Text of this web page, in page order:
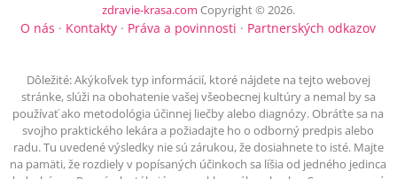
zdravie-krasa.com Copyright © 2026.
O nás · Kontakty · Práva a povinnosti · Partnerských odkazov
Dôležité: Akýkoľvek typ informácií, ktoré nájdete na tejto webovej
stránke, slúži na obohatenie vašej všeobecnej kultúry a nemal by sa
používať ako metodológia účinnej liečby alebo diagnózy. Obráťte sa na
svojho praktického lekára a požiadajte ho o odborný predpis alebo
radu. Tu uvedené výsledky nie sú zárukou, že dosiahnete to isté. Majte
na pamäti, že rozdiely v popísaných účinkoch sa líšia od jedného jedinca